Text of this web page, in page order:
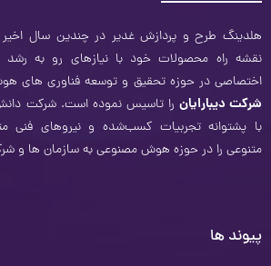
هلدینگ طرح و‌ پردازش غدیر در چندین سال
نقشه راه محصولات خود با نیازهای رو به رشد
اختصاصی در حوزه تحقیق و توسعه فناوری­ های
شرکت دیبارایان را تاسیس نموده است. شرکت دانش
با پشتوانه تجربیات کسب‌شده و نیروهای
متنوعی را در حوزه هوش مصنوعی به سازمان‌ ها و
پیوند ها